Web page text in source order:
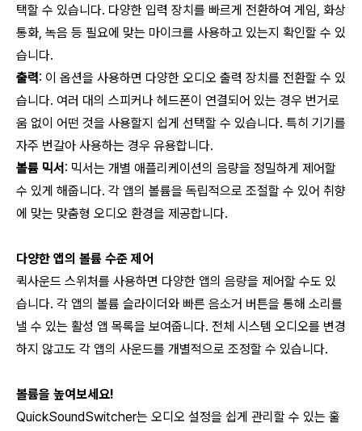
택할 수 있습니다. 다양한 입력 장치를 빠르게 전환하여 게임, 화상
통화, 녹음 등 필요에 맞는 마이크를 사용하고 있는지 확인할 수 있
습니다.
출력: 이 옵션을 사용하면 다양한 오디오 출력 장치를 전환할 수 있
습니다. 여러 대의 스피커나 헤드폰이 연결되어 있는 경우 번거로
움 없이 어떤 것을 사용할지 쉽게 선택할 수 있습니다. 특히 기기를
자주 번갈아 사용하는 경우 유용합니다.
볼륨 믹서 : 믹서는 개별 애플리케이션의 음량을 정밀하게 제어할
수 있게 해줍니다. 각 앱의 볼륨을 독립적으로 조절할 수 있어 취향
에 맞는 맞춤형 오디오 환경을 제공합니다.
다양한 앱의 볼륨 수준 제어
퀵사운드 스위처를 사용하면 다양한 앱의 음량을 제어할 수도 있
습니다. 각 앱의 볼륨 슬라이더와 빠른 음소거 버튼을 통해 소리를
낼 수 있는 활성 앱 목록을 보여줍니다. 전체 시스템 오디오를 변경
하지 않고도 각 앱의 사운드를 개별적으로 조정할 수 있습니다.
볼륨을 높여보세요!
QuickSoundSwitcher는 오디오 설정을 쉽게 관리할 수 있는 훌